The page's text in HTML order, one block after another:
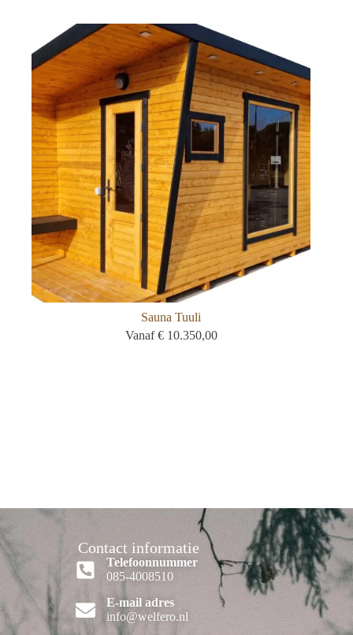
Sauna Tuuli
Vanaf €10.350,00
Contact informatie
Telefoonnummer
085-4008510
E-mail adres
info@welfero.nl